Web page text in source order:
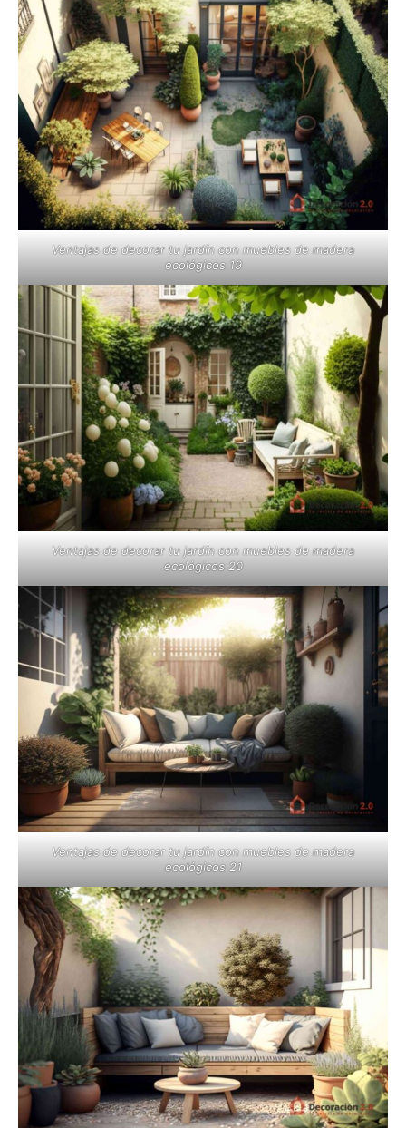
Ventajas de decorar tu jardín con muebles de madera
ecológicos 19
Ventajas de decorar tu jardín con muebles de madera
ecológicos 20
Ventajas de decorar tu jardín con muebles de madera
ecológicos 21